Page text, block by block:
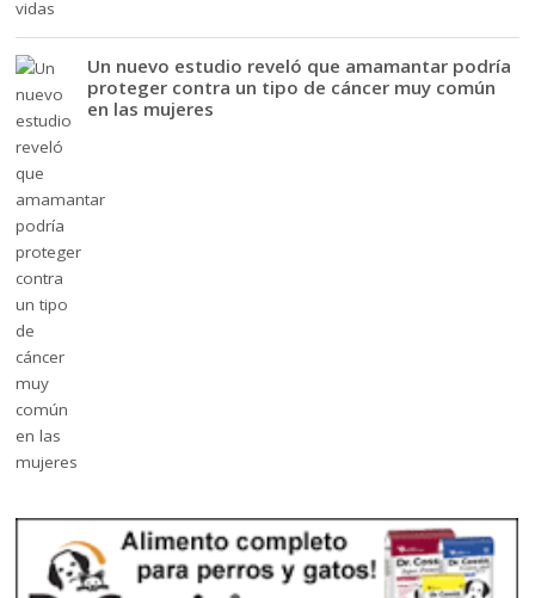
Un nuevo estudio reveló que amamantar podría
proteger contra un tipo de cáncer muy común
en las mujeres